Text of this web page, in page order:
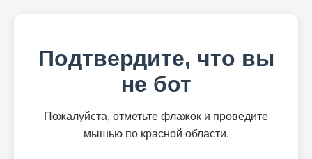
Подтвердите, что вы
не бот
Пожалуйста, отметьте флажок и проведите
мышью по красной области.